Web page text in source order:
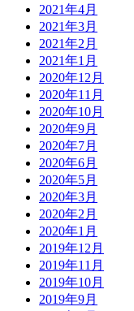
2021年4月
2021年3月
2021年2月
2021年1月
2020年12月
2020年11月
2020年10月
2020年9月
2020年7月
2020年6月
2020年5月
2020年3月
2020年2月
2020年1月
2019年12月
2019年11月
2019年10月
2019年9月